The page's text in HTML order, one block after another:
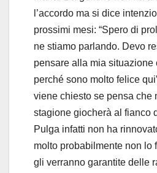
l’accordo ma si dice
prossimi mesi: “Spero di
ne stiamo parlando. Devo
pensare alla mia situazione
perché sono molto felice
viene chiesto se pensa che
stagione giocherà al fianco
Pulga infatti non ha
molto probabilmente non lo
gli verranno garantite delle